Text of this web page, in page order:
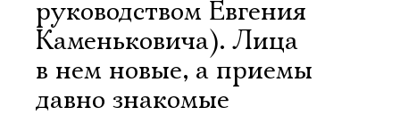
руководством Евгения
Каменьковича). Лица
в нем новые, а приемы
давно знакомые